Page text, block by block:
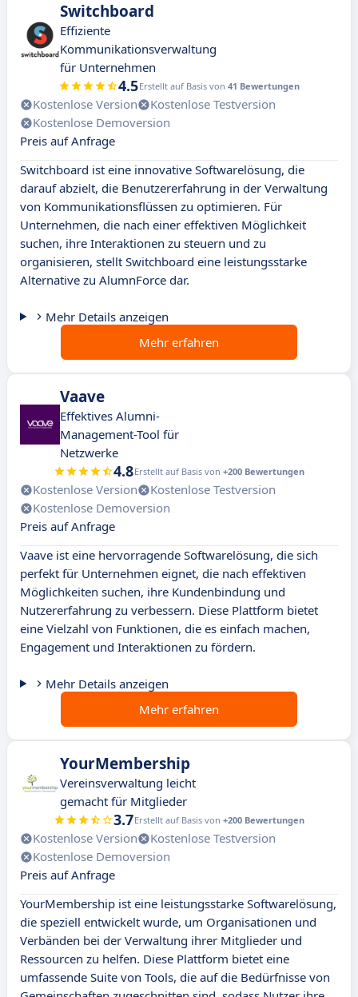
Switchboard
Effiziente
Kommunikationsverwaltung
für Unternehmen
4.5Erstellt auf Basis von 41 Bewertungen
Kostenlose Version
Kostenlose Testversion
Kostenlose Demoversion
Preis auf Anfrage
Switchboard ist eine innovative Softwarelösung, die
darauf abzielt, die Benutzererfahrung in der Verwaltung
von Kommunikationsflüssen zu optimieren. Für
Unternehmen, die nach einer effektiven Möglichkeit
suchen, ihre Interaktionen zu steuern und zu
organisieren, stellt Switchboard eine leistungsstarke
Alternative zu AlumnForce dar.
Mehr Details anzeigen
Mehr erfahren
Vaave
Effektives Alumni-
Management-Tool für
Netzwerke
4.8Erstellt auf Basis von +200 Bewertungen
Kostenlose Version
Kostenlose Testversion
Kostenlose Demoversion
Preis auf Anfrage
Vaave ist eine hervorragende Softwarelösung, die sich
perfekt für Unternehmen eignet, die nach effektiven
Möglichkeiten suchen, ihre Kundenbindung und
Nutzererfahrung zu verbessern. Diese Plattform bietet
eine Vielzahl von Funktionen, die es einfach machen,
Engagement und Interaktionen zu fördern.
Mehr Details anzeigen
Mehr erfahren
YourMembership
Vereinsverwaltung leicht
gemacht für Mitglieder
3.7Erstellt auf Basis von +200 Bewertungen
Kostenlose Version
Kostenlose Testversion
Kostenlose Demoversion
Preis auf Anfrage
YourMembership ist eine leistungsstarke Softwarelösung,
die speziell entwickelt wurde, um Organisationen und
Verbänden bei der Verwaltung ihrer Mitglieder und
Ressourcen zu helfen. Diese Plattform bietet eine
umfassende Suite von Tools, die auf die Bedürfnisse von